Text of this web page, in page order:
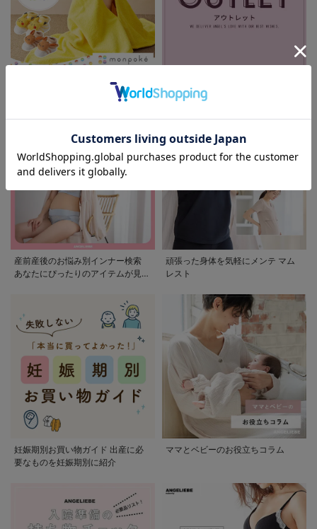
産前産後のお悩み別インナー検索
あなたにぴったりのアイテムが見つ
頑張った身体を気軽にメンテ マム
レスト
妊娠期別お買い物ガイド 出産に必
要なものを妊娠期別に紹介
ママとベビーのお役立ちコラム